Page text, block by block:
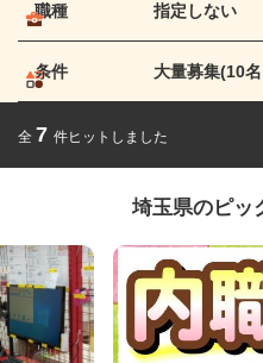
職種 指定しない
条件 大量募集(10
全 7 件ヒットしました
埼玉県のピッ